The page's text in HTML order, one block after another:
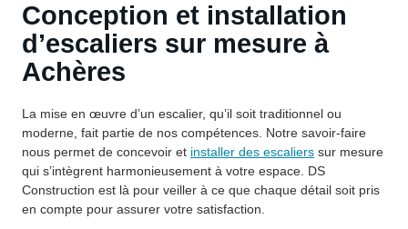
Conception et installation
d’escaliers sur mesure à
Achères
La mise en œuvre d’un escalier, qu’il soit traditionnel ou
moderne, fait partie de nos compétences. Notre savoir-faire
nous permet de concevoir et installer des escaliers sur mesure
qui s’intègrent harmonieusement à votre espace. DS
Construction est là pour veiller à ce que chaque détail soit pris
en compte pour assurer votre satisfaction.